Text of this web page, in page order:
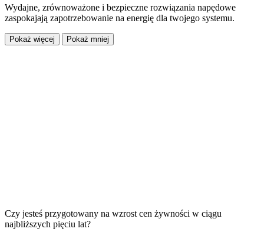
Wydajne, zrównoważone i bezpieczne rozwiązania napędowe
zaspokajają zapotrzebowanie na energię dla twojego systemu.
Pokaż więcej Pokaż mniej
Czy jesteś przygotowany na wzrost cen żywności w ciągu
najbliższych pięciu lat?